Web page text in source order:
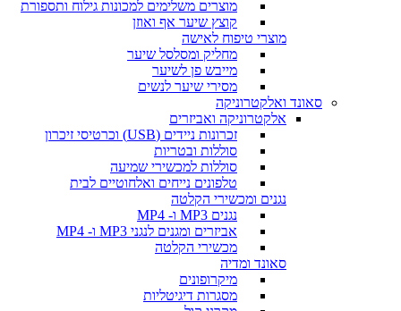
מוצרים משלימים למכונות גילוח ותספורת
קוצץ שיער אף ואוזן
מוצרי טיפוח לאישה
מחליק ומסלסל שיער
מייבש פן לשיער
מסירי שיער לנשים
סאונד ואלקטרוניקה
אלקטרוניקה ואביזרים
זכרונות ניידים (USB) וכרטיסי זיכרון
סוללות ובטריות
סוללות למכשירי שמיעה
טלפונים נייחים ואלחוטיים לבית
נגנים ומכשירי הקלטה
נגנים MP3 ו- MP4
אביזרים ומגנים לנגני MP3 ו- MP4
מכשירי הקלטה
סאונד ומדיה
מיקרופונים
מסגרות דיגיטליות